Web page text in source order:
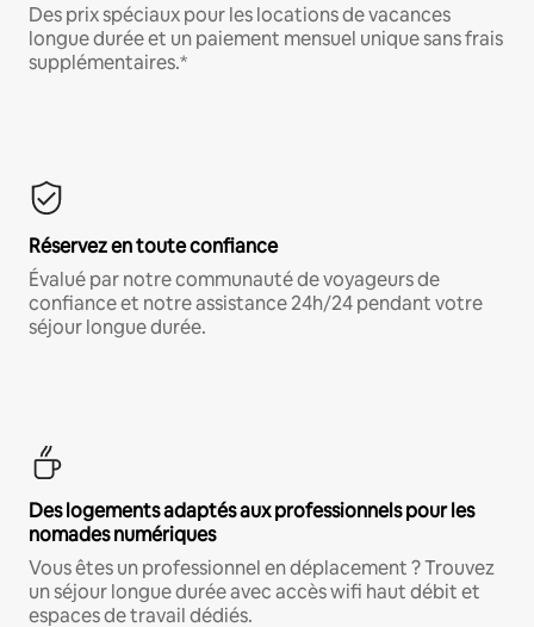
Des prix spéciaux pour les locations de vacances
longue durée et un paiement mensuel unique sans frais
supplémentaires.*
Réservez en toute confiance
Évalué par notre communauté de voyageurs de
confiance et notre assistance 24h/24 pendant votre
séjour longue durée.
Des logements adaptés aux professionnels pour les
nomades numériques
Vous êtes un professionnel en déplacement ? Trouvez
un séjour longue durée avec accès wifi haut débit et
espaces de travail dédiés.